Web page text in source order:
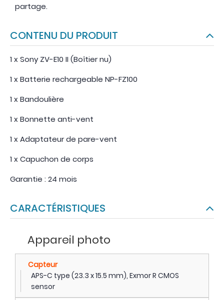
partage.
CONTENU DU PRODUIT
1 x Sony ZV-E10 II (Boîtier nu)
1 x Batterie rechargeable NP-FZ100
1 x Bandoulière
1 x Bonnette anti-vent
1 x Adaptateur de pare-vent
1 x Capuchon de corps
Garantie : 24 mois
CARACTÉRISTIQUES
Appareil photo
Capteur
APS-C type (23.3 x 15.5 mm), Exmor R CMOS
sensor